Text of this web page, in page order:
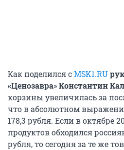
Как поделился сMSK1.RU
«Ценозавра»Константин
корзины увеличилась за
что в абсолютном
178,3 рубля. Если в октябре
продуктов обходился
рубля, то сегодня за те же